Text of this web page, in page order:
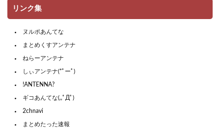
リンク集
ヌルポあんてな
まとめくすアンテナ
ねらーアンテナ
しぃアンテナ(*ﾟーﾟ)
!ANTENNA?
ギコあんてな(,,ﾟДﾟ)
2chnavi
まとめたった速報